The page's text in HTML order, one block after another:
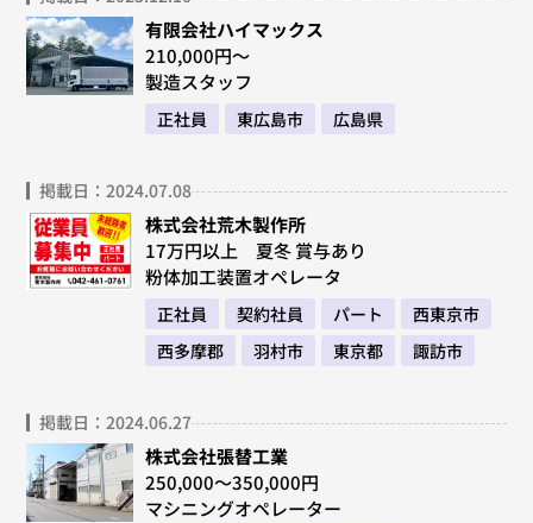
有限会社ハイマックス
210,000円～
製造スタッフ
正社員 東広島市 広島県
掲載日：2024.07.08
株式会社荒木製作所
17万円以上 夏冬 賞与あり
粉体加工装置オペレータ
正社員 契約社員 パート
西東京市
西多摩郡
羽村市 東京都 諏訪市
掲載日：2024.06.27
株式会社張替工業
250,000～350,000円
マシニングオペレーター